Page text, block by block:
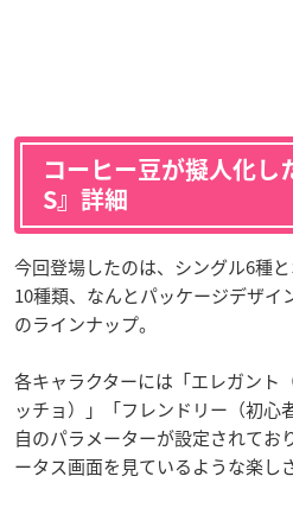
コーヒー豆が擬人化し
S』詳細
今回登場したのは、シングル6種
10種類、なんとパッケージデザイ
のラインナップ。
各キャラクターには「エレガント
ッチョ）」「フレンドリー（初心
自のパラメーターが設定されてお
ータス画面を見ているような楽し